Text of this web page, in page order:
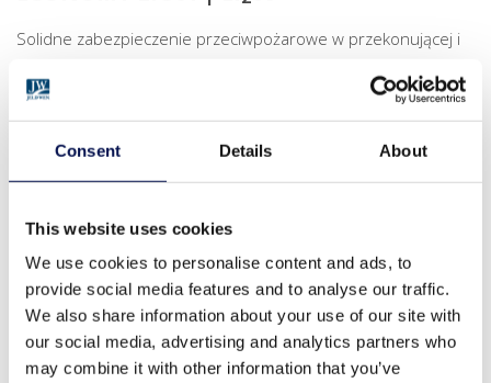
Consent Details About
This website uses cookies
We use cookies to personalise content and ads, to
provide social media features and to analyse our traffic.
We also share information about your use of our site with
our social media, advertising and analytics partners who
may combine it with other information that you’ve
Solidne zabezpieczenie przeciwpożarowe w przekonującej i
do zastosowania w miejscach o średniej częstotliwości
użytkowania. Dzięki wysokiej wytrzymałości drzwi te mogą
stanowić integralną część każdego projektu.
najskuteczniejsze w swojej klasie. Produkt ten zapewnia
większą elastyczność dzięki systemowej ościeżnicy (profil
377) sprawdzającej się w przypadku otynkowanych i
nieotynkowanych ścian z cegły, betonu i gazobetonu.
Skrócony czas montażu i dołączone materiały
montażowe sprawiają, że inwestorzy chętnie decydują się na